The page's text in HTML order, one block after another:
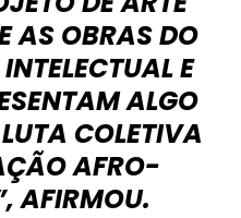
AS OBRAS DO
E
ALGO
COLETIVA
AFRO-
AFIRMOU.